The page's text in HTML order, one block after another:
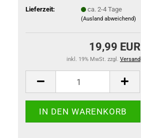
Lieferzeit:
ca. 2-4 Tage
(Ausland abweichend)
19,99 EUR
inkl. 19% MwSt. zzgl. Versand